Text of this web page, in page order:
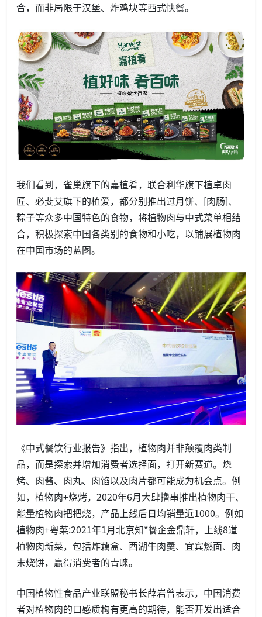
合，而非局限于汉堡、炸鸡块等西式快餐。
我们看到，雀巢旗下的嘉植肴，联合利华旗下植卓肉
匠、必斐艾旗下的植爱，都分别推出过月饼、[肉肠]、
粽子等众多中国特色的食物，将植物肉与中式菜单相结
合，积极探索中国各类别的食物和小吃，以铺展植物肉
在中国市场的蓝图。
《中式餐饮行业报告》指出，植物肉并非颠覆肉类制
品，而是探索并增加消费者选择面，打开新赛道。烧
烤、肉酱、肉丸、肉馅以及肉片都可能成为机会点。例
如，植物肉+烧烤，2020年6月大肆撸串推出植物肉干、
能量植物肉把把烧，产品上线后日均销量近1000。例如
植物肉+粤菜:2021年1月北京知*餐企金鼎轩，上线8道
植物肉新菜，包括炸藕盒、西湖牛肉羹、宜宾燃面、肉
末烧饼，赢得消费者的青睐。
中国植物性食品产业联盟秘书长薛岩曾表示，中国消费
者对植物肉的口感质构有更高的期待，能否开发出适合